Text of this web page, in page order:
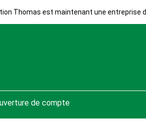
Thomas est maintenant une entreprise
de compte